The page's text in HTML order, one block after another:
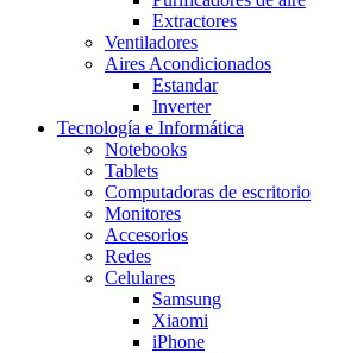
Extractores
Ventiladores
Aires Acondicionados
Estandar
Inverter
Tecnología e Informática
Notebooks
Tablets
Computadoras de escritorio
Monitores
Accesorios
Redes
Celulares
Samsung
Xiaomi
iPhone